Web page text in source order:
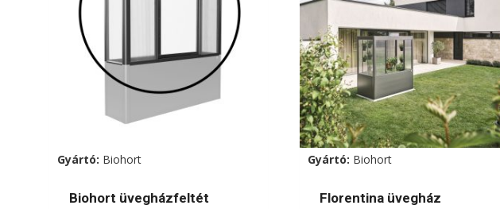
Gyártó: Biohort
Biohort üvegházfeltét
Gyártó: Biohort
Florentina üvegház